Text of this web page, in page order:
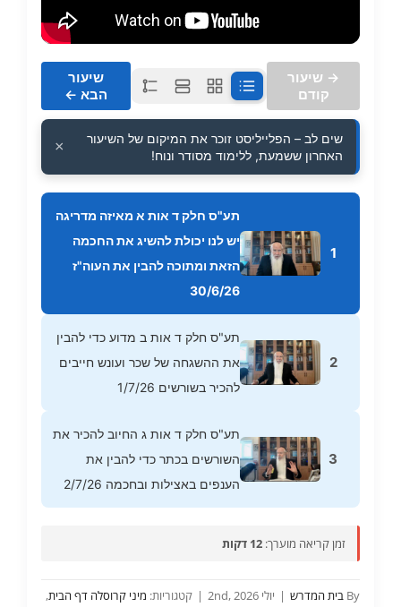
→ שיעור
קודם
שיעור
הבא ←
שים לב – הפלייליסט זוכר את המיקום של השיעור
האחרון ששמעת, ללימוד מסודר ונוח!
×
1
תע"ס חלק ד אות א מאיזה מדריגה
יש לנו יכולת להשיג את החכמה
הזאת ומתוכה להבין את העוה"ז
30/6/26
2
תע"ס חלק ד אות ב מדוע כדי להבין
את ההשגחה של שכר ועונש חייבים
להכיר בשורשים 1/7/26
3
תע"ס חלק ד אות ג החיוב להכיר את
השורשים בכתר כדי להבין את
הענפים באצילות ובחכמה 2/7/26
זמן קריאה מוערך: 12 דקות
By בית המדרש | יולי 2nd, 2026 | קטגוריות: מיני קרוסלה דף הבית,